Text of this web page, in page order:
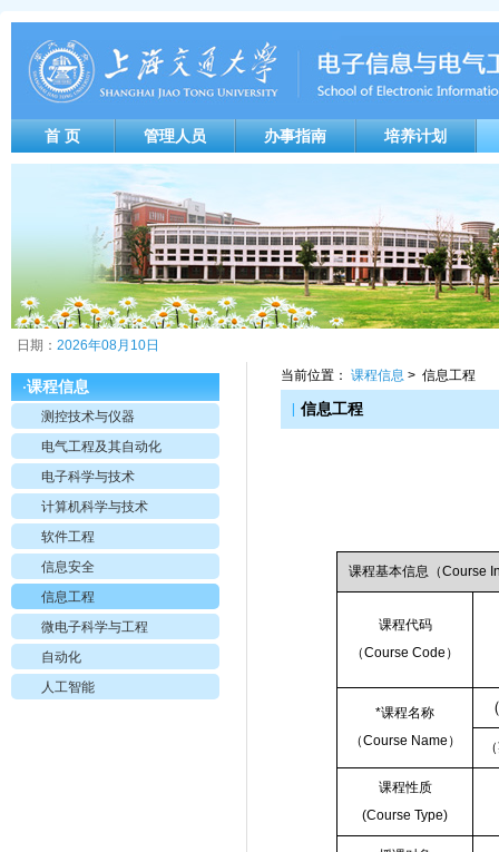
首 页 管理人员 办事指南 培养计划
日期： 2026年08月10日
·课程信息
测控技术与仪器
电气工程及其自动化
电子科学与技术
计算机科学与技术
软件工程
信息安全
信息工程
微电子科学与工程
自动化
人工智能
当前位置：课程信息 > 信息工程
信息工程
课程基本信息（Course
课程代码
（Course Code ）
*课程名称
（Course Name ）
课程性质
(Course Type)